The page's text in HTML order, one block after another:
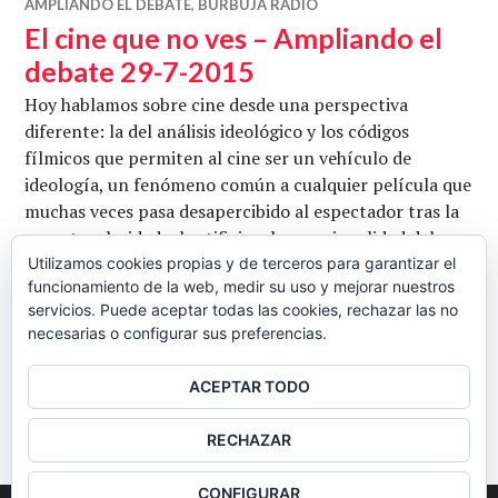
AMPLIANDO EL DEBATE, BURBUJA RADIO
El cine que no ves – Ampliando el
debate 29-7-2015
Hoy hablamos sobre cine desde una perspectiva
diferente: la del análisis ideológico y los códigos
fílmicos que permiten al cine ser un vehículo de
ideología, un fenómeno común a cualquier película que
muchas veces pasa desapercibido al espectador tras la
espectacularidad, el artificio y la emocionalidad del
cine. Con Antonio Rosenthal, Miguel Ituláin y Roberto
Gonpane. Conduce Juan Martínez. Fotografía de
reynermediaSeguir leyendoEl cine que no ves –
BARRA
LATERAL
Utilizamos cookies propias y de terceros para garantizar el
funcionamiento de la web, medir su uso y mejorar nuestros
servicios. Puede aceptar todas las cookies, rechazar las no
necesarias o configurar sus preferencias.
ACEPTAR TODO
RECHAZAR
CONFIGURAR